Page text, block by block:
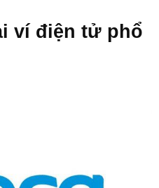
ví điện tử phổ